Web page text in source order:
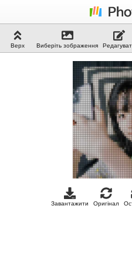
Верх Виберіть зображення
Завантажити Оригінал